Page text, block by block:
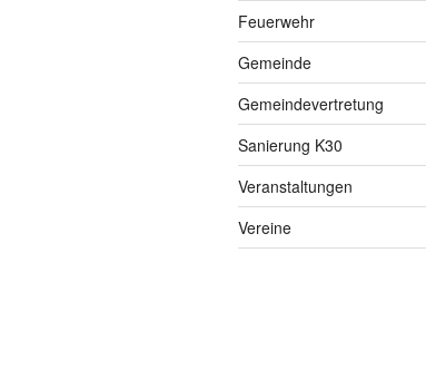
Feuerwehr
Gemeinde
Gemeindevertretung
Sanierung K30
Veranstaltungen
Vereine